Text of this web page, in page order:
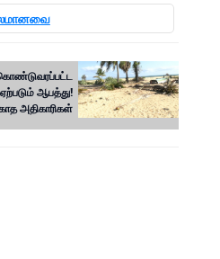
கொண்டுவரப்பட்ட
ஆபத்து!
அதிகாரிகள்